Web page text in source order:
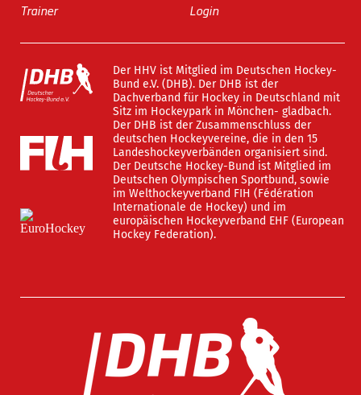
Trainer
Login
Der HHV ist Mitglied im Deutschen Hockey-
Bund e.V. (DHB). Der DHB ist der
Dachverband für Hockey in Deutschland mit
Sitz im Hockeypark in Mönchen- gladbach.
Der DHB ist der Zusammenschluss der
deutschen Hockeyvereine, die in den 15
Landeshockeyverbänden organisiert sind.
Der Deutsche Hockey-Bund ist Mitglied im
Deutschen Olympischen Sportbund, sowie
im Welthockeyverband FIH (Fédération
Internationale de Hockey) und im
europäischen Hockeyverband EHF (European
Hockey Federation).